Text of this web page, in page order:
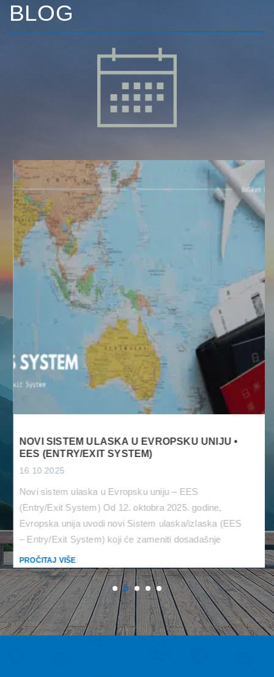
BLOG
NOVI SISTEM ULASKA U EVROPSKU UNIJU •
EES (ENTRY/EXIT SYSTEM)
16.10.2025
Novi sistem ulaska u Evropsku uniju – EES
(Entry/Exit System) Od 12. oktobra 2025. godine,
Evropska unija uvodi novi Sistem ulaska/izlaska (EES
– Entry/Exit System) koji će zameniti dosadašnje
pečatiranje pasoša digitalnim evidentiranjem svih
ulazaka i izlazaka iz šengenskog prostora. Šta je
EES? EES je automatski IT sistem koji će beležiti
kada državljani zemalja van […]
PROČITAJ VIŠE